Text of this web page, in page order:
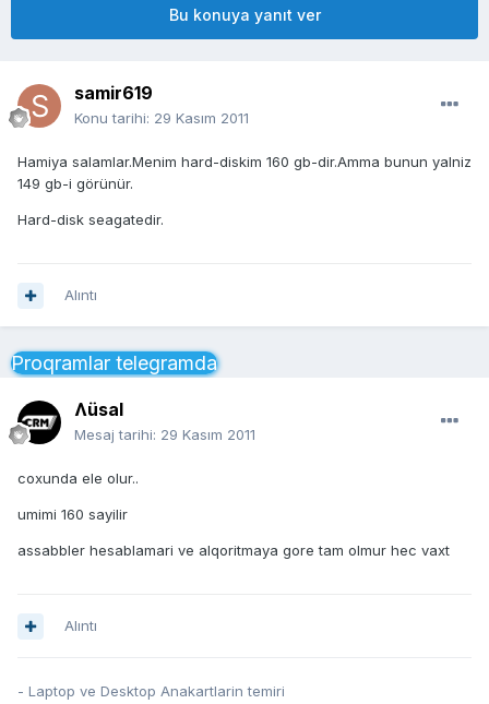
Bu konuya yanıt ver
samir619
Konu tarihi: 29 Kasım 2011
Hamiya salamlar.Menim hard-diskim 160 gb-dir.Amma bunun yalniz
149 gb-i görünür.
Hard-disk seagatedir.
Alıntı
Proqramlar telegramda
Ʌüsal
Mesaj tarihi: 29 Kasım 2011
coxunda ele olur..
umimi 160 sayilir
assabbler hesablamari ve alqoritmaya gore tam olmur hec vaxt
Alıntı
- Laptop ve Desktop Anakartlarin temiri